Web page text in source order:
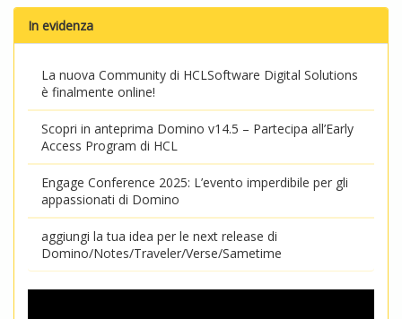
In evidenza
La nuova Community di HCLSoftware Digital Solutions
è finalmente online!
Scopri in anteprima Domino v14.5 – Partecipa all’Early
Access Program di HCL
Engage Conference 2025: L’evento imperdibile per gli
appassionati di Domino
aggiungi la tua idea per le next release di
Domino/Notes/Traveler/Verse/Sametime